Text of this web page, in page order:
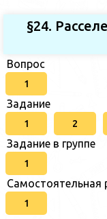
§24.
Вопрос
1
Задание
1 2
Задание в группе
1
Самостоятельная
1